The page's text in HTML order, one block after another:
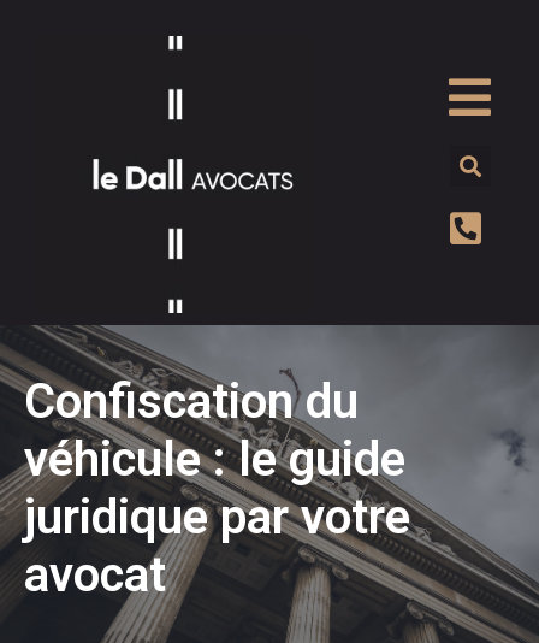
Confiscation du
véhicule : le guide
juridique par votre
avocat